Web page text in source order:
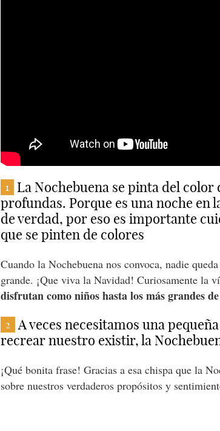
1
La Nochebuena se pinta del color
profundas. Porque es una noche en
de verdad, por eso es importante
que se pinten de colores
Cuando la Nochebuena nos convoca, nadie
grande. ¡Que viva la Navidad! Curiosamente la
disfrutan como niños hasta los más grandes
2
A veces necesitamos una
recrear nuestro existir, la
¡Qué bonita frase! Gracias a esa chispa que la
sobre nuestros verdaderos propósitos y